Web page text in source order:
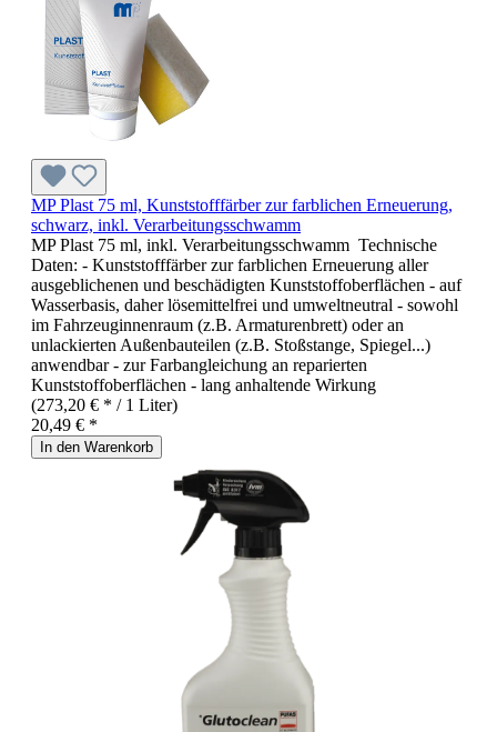
MP Plast 75 ml, Kunststofffärber zur farblichen Erneuerung,
schwarz, inkl. Verarbeitungsschwamm
MP Plast 75 ml, inkl. Verarbeitungsschwamm Technische
Daten: - Kunststofffärber zur farblichen Erneuerung aller
ausgeblichenen und beschädigten Kunststoffoberflächen - auf
Wasserbasis, daher lösemittelfrei und umweltneutral - sowohl
im Fahrzeuginnenraum (z.B. Armaturenbrett) oder an
unlackierten Außenbauteilen (z.B. Stoßstange, Spiegel...)
anwendbar - zur Farbangleichung an reparierten
Kunststoffoberflächen - lang anhaltende Wirkung
(273,20 € * / 1 Liter)
20,49 € *
In den Warenkorb